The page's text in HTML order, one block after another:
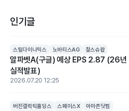
인기글
스틸다이나믹스 노바티스AG 찰스슈왑
알파벳A(구글) 예상 EPS 2.87 (26년
실적발표)
2026.07.20 12:25
버진갤럭틱홀딩스 스페이스X 아마존닷컴